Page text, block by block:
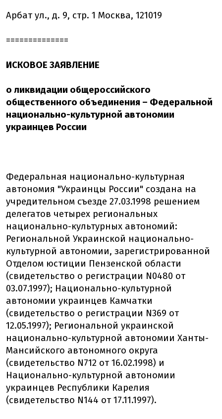
Арбат ул., д. 9, стр. 1 Москва, 121019
==============
ИСКОВОЕ ЗАЯВЛЕНИЕ
о ликвидации общероссийского
общественного объединения – Федеральной
национально-культурной автономии
украинцев России
Федеральная национально-культурная
автономия "Украинцы России" создана на
учредительном съезде 27.03.1998 решением
делегатов четырех региональных
национально-культурных автономий:
Региональной Украинской национально-
культурной автономии, зарегистрированной
Отделом юстиции Пензенской области
(свидетельство о регистрации N0480 от
03.07.1997); Национально-культурной
автономии украинцев Камчатки
(свидетельство о регистрации N369 от
12.05.1997); Региональной украинской
национально-культурной автономии Ханты-
Мансийского автономного округа
(свидетельство N712 от 16.02.1998) и
Национально-культурной автономии
украинцев Республики Карелия
(свидетельство N144 от 17.11.1997).